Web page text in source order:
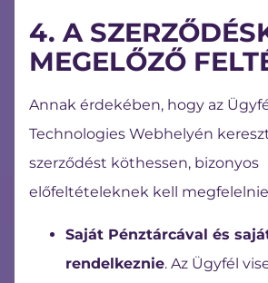
4. A
MEGELŐZŐ
Annak érdekében, hogy az
Technologies Webhelyén
szerződést köthessen, bizonyos
előfeltételeknek kell
Saját Pénztárcával és
rendelkeznie. Az Ügyfél